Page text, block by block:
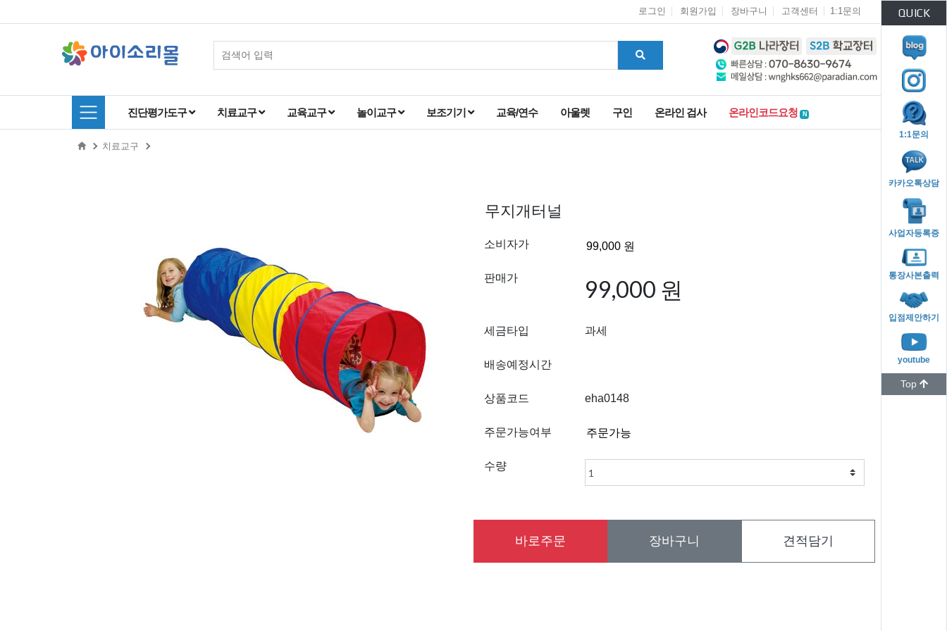
QUICK
1:1문의
카카오톡상담
사업자등록증
통장사본출력
입점제안하기
youtube
Top
로그인 회원가입 장바구니 고객센터 1:1문의
진단평가도구 치료교구 교육교구 놀이교구 보조기기 교육/연수 아울렛 구인 온라인 검사 온라인코드요청 N
치료교구
무지개터널
소비자가
판매가 99,000 원
세금타입 과세
배송예정시간
상품코드 eha0148
주문가능여부
수량
바로주문 장바구니 견적담기